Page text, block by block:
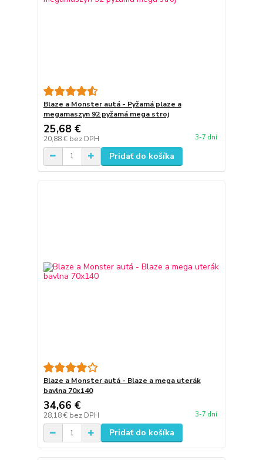
Blaze a Monster autá - Pyžamá plaze a
megamaszyn 92 pyžamá mega stroj
25,68 €
20,88 € bez DPH 3-7 dní
Pridať do košíka
Blaze a Monster autá - Blaze a mega uterák
bavlna 70x140
34,66 €
28,18 € bez DPH 3-7 dní
Pridať do košíka